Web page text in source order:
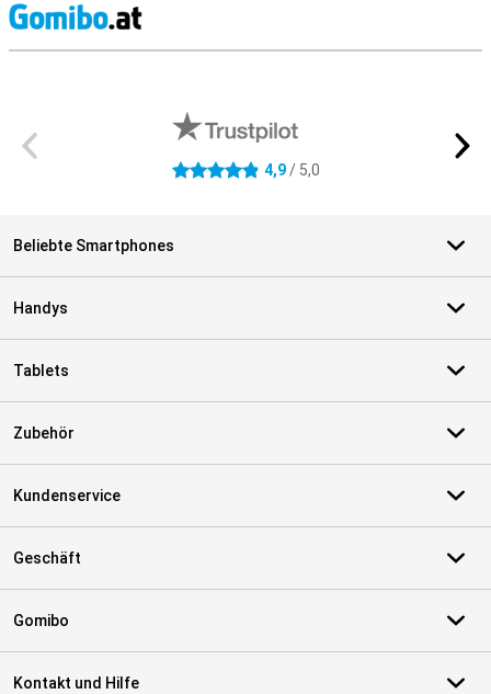
4.9 Sterne 4,9/ 5,0
Beliebte Smartphones
Handys
Tablets
Zubehör
Kundenservice
Geschäft
Gomibo
Kontakt und Hilfe